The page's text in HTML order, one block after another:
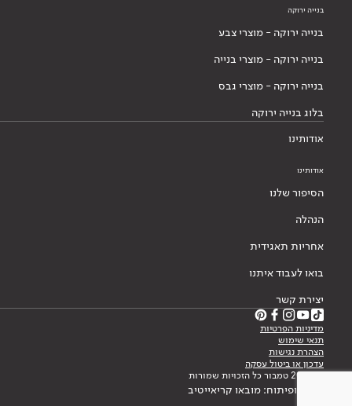
בנייה ירוקה
בנייה ירוקה - מוצרי צבע
בנייה ירוקה - מוצרי בנייה
בנייה ירוקה - מוצרי גבס
בלוג בנייה ירוקה
אודותינו
אודותינו
הסיפור שלנו
הנהלה
אחריות תאגידית
בואו לעבוד איתנו
יצירת קשר
מדיניות הפרטיות
תנאי שימוש
הצהרת נגישות
עדכון או ביטול עסקה
© 2026 טמבור כל הזכויות שמורות
עיצוב ופיתוח: מובאו קריאייטיב